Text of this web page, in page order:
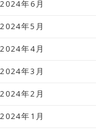
2024年6月
2024年5月
2024年4月
2024年3月
2024年2月
2024年1月